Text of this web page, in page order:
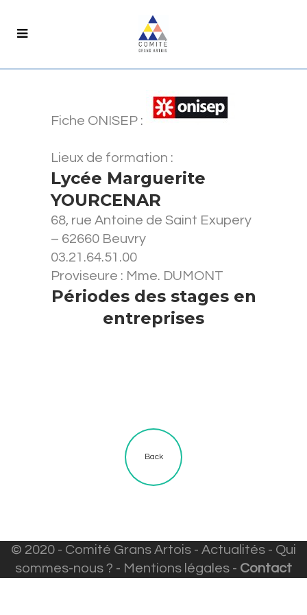
Fiche ONISEP :
Lieux de formation :
Lycée Marguerite
YOURCENAR
68, rue Antoine de Saint Exupery
– 62660 Beuvry
03.21.64.51.00
Proviseure : Mme. DUMONT
Périodes des stages en
entreprises
Back
© 2020 - Comité Grans Artois - Actualités - Qui
sommes-nous ? - Mentions légales - Contact